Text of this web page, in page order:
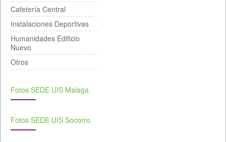
Cafetería Central
Instalaciones Deportivas
Humanidades Edificio
Nuevo
Otros
Fotos SEDE UIS Malaga
Fotos SEDE UIS Socorro